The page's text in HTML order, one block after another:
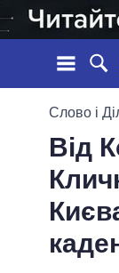
ПОДІЇ
СТАТТІ
ОГЛЯДИ
УСІ
Слово і
Від